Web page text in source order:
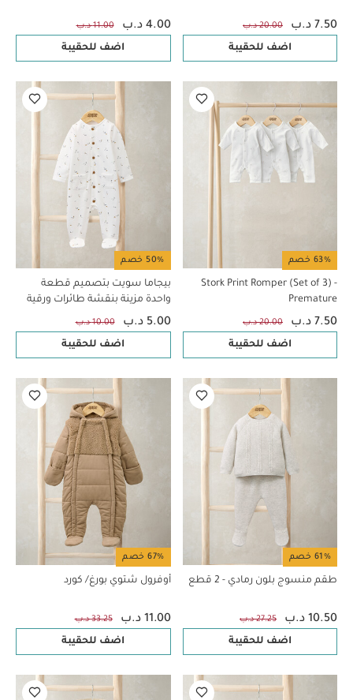
7.50 د.ب 20.00 د.ب
اضف للحقيبة
4.00 د.ب 11.00 د.ب
اضف للحقيبة
63% خصم
Stork Print Romper (Set of 3) -
Premature
7.50 د.ب 20.00 د.ب
اضف للحقيبة
50% خصم
بيجاما سويت بتصميم قطعة
واحدة مزينة بنقشة طائرات ورقية
بالكامل
5.00 د.ب 10.00 د.ب
اضف للحقيبة
61% خصم
طقم منسوج بلون رمادي - 2 قطع
10.50 د.ب 27.25 د.ب
اضف للحقيبة
67% خصم
أوفرول شتوي بورغ/ كورد
11.00 د.ب 33.25 د.ب
اضف للحقيبة